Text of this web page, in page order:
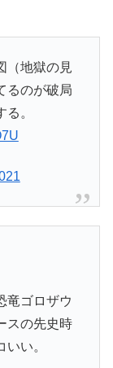
（地獄の見
るのが破局
。
竜ゴロザウ
スの先史時
い。